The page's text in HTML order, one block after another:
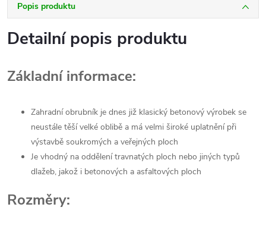
Popis produktu
Detailní popis produktu
Základní informace:
Zahradní obrubník je dnes již klasický betonový výrobek se
neustále těší velké oblibě a má velmi široké uplatnění při
výstavbě soukromých a veřejných ploch
Je vhodný na oddělení travnatých ploch nebo jiných typů
dlažeb, jakož i betonových a asfaltových ploch
Rozměry: